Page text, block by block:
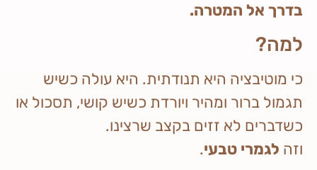
בדרך אל המטרה.
למה?
כי מוטיבציה היא תנודתית. היא עולה כשיש
תגמול ברור ומהיר ויורדת כשיש קושי, תסכול או
כשדברים לא זזים בקצב שרצינו.
וזה לגמרי טבעי.